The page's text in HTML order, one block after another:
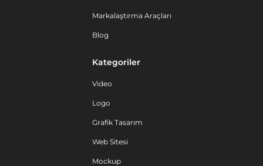
Markalaştırma Araçları
Blog
Kategoriler
Video
Logo
Grafik Tasarım
Web Sitesi
Mockup